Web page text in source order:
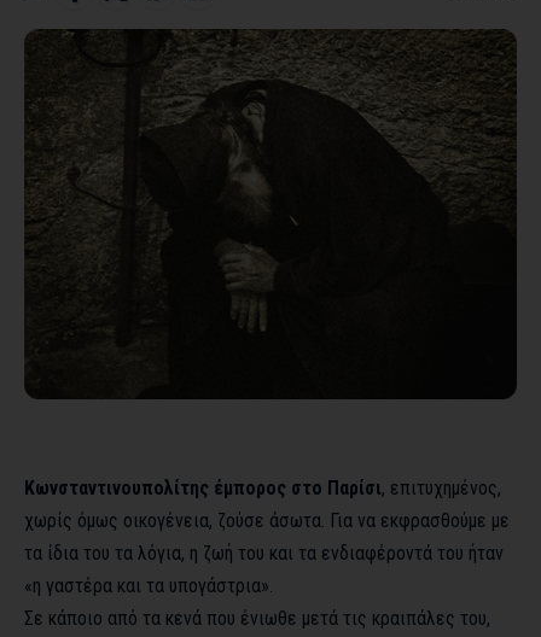
Κωνσταντινουπολίτης έμπορος στο Παρίσι, επιτυχημένος,
χωρίς όμως οικογένεια, ζούσε άσωτα. Για να εκφρασθούμε με
τα ίδια του τα λόγια, η ζωή του και τα ενδιαφέροντά του ήταν
«η γαστέρα και τα υπογάστρια».
Σε κάποιο από τα κενά που ένιωθε μετά τις κραιπάλες του,